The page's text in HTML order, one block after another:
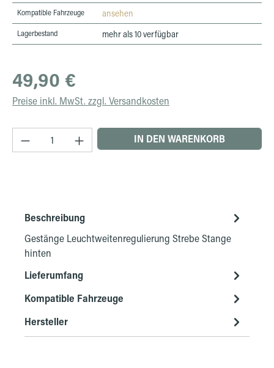
Kompatible Fahrzeuge ansehen
Lagerbestand mehr als 10 verfügbar
Regulärer Preis:
49,90 €
Preise inkl. MwSt. zzgl. Versandkosten
Produkt Anzahl: Gib den gewünschten Wert
IN DEN WARENKORB
Beschreibung
Gestänge Leuchtweitenregulierung Strebe Stange
hinten
Lieferumfang
Kompatible Fahrzeuge
Hersteller